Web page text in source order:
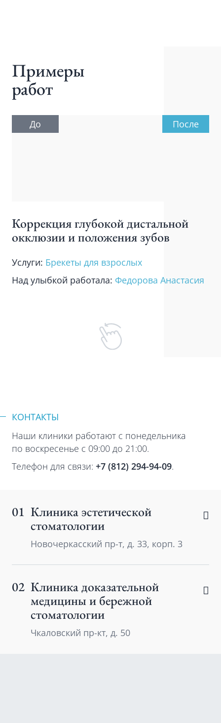
Примеры
работ
До После
Коррекция глубокой дистальной
окклюзии и положения зубов
Услуги: Брекеты для взрослых
Над улыбкой работала: Федорова Анастасия
КОНТАКТЫ
Наши клиники работают с понедельника
по воскресенье с 09:00 до 21:00.
Телефон для связи: +7 (812) 294-94-09.
01 Клиника эстетической
стоматологии
Новочеркасский пр-т, д. 33, корп. 3
02 Клиника доказательной
медицины и бережной
стоматологии
Чкаловский пр-кт, д. 50